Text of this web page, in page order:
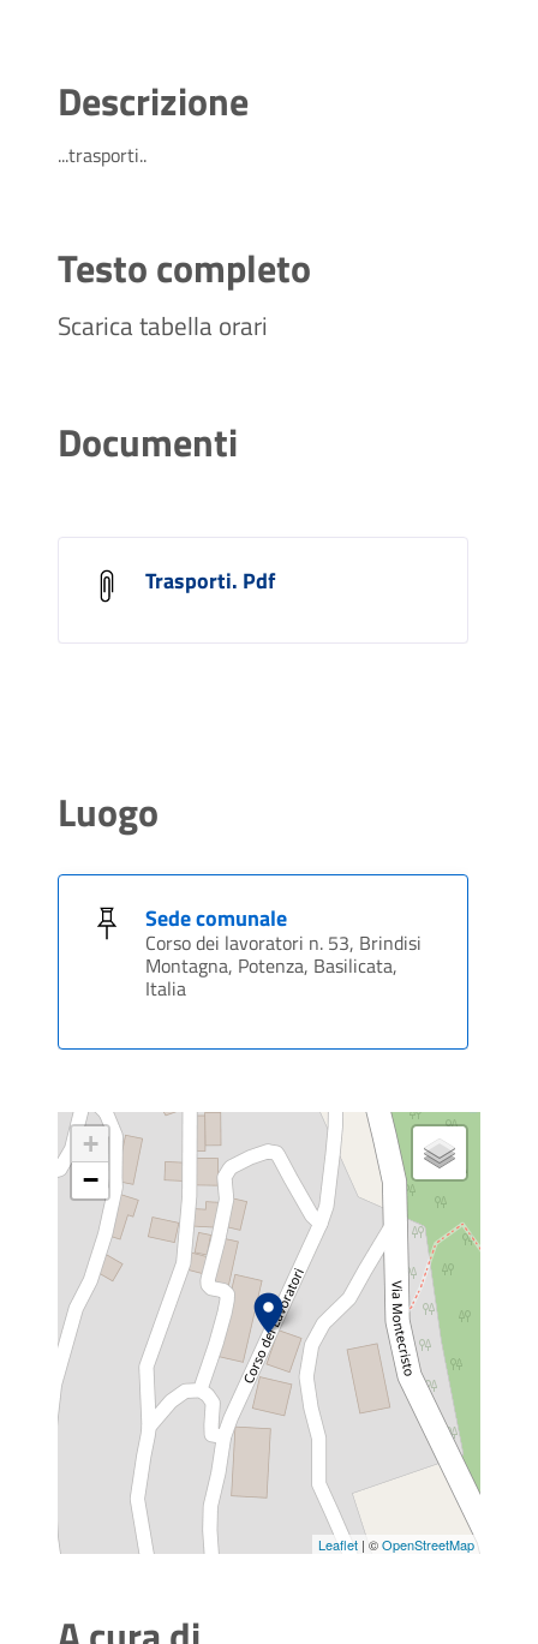
Descrizione
...trasporti..
Testo completo
Scarica tabella orari
Documenti
Trasporti. Pdf
Luogo
Sede comunale
Corso dei lavoratori n. 53, Brindisi
Montagna, Potenza, Basilicata,
Italia
+
−
Leaflet | ©OpenStreetMap